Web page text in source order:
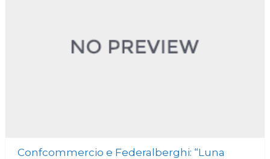
Confcommercio e Federalberghi: “Luna